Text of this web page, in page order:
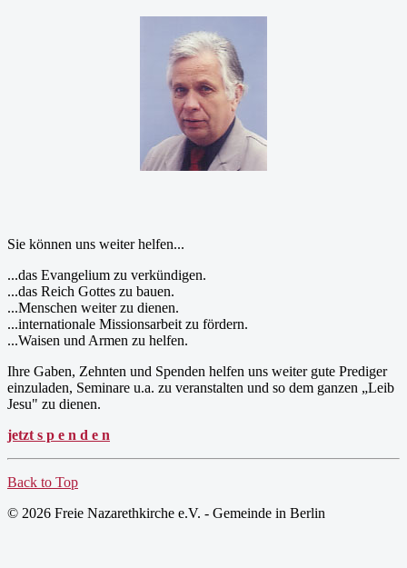
Sie können uns weiter helfen...
...das Evangelium zu verkündigen.
...das Reich Gottes zu bauen.
...Menschen weiter zu dienen.
...internationale Missionsarbeit zu fördern.
...Waisen und Armen zu helfen.
Ihre Gaben, Zehnten und Spenden helfen uns weiter gute Prediger
einzuladen, Seminare u.a. zu veranstalten und so dem ganzen „Leib
Jesu" zu dienen.
jetzt s p e n d e n
Back to Top
© 2026 Freie Nazarethkirche e.V. - Gemeinde in Berlin